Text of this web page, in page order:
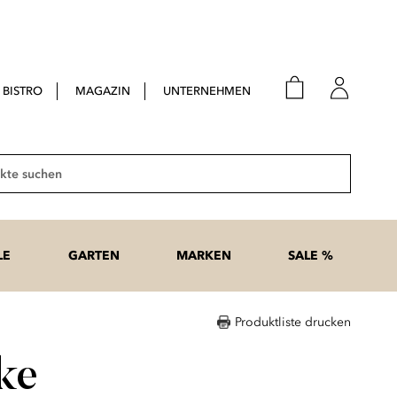
BISTRO MAGAZIN UNTERNEHMEN
Suche
GARTEN MARKEN SALE %
Produktliste drucken